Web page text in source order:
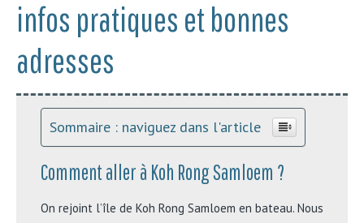
infos pratiques et bonnes
adresses
Sommaire : naviguez dans l'article
Comment aller à Koh Rong Samloem ?
On rejoint l’île de Koh Rong Samloem en bateau. Nous